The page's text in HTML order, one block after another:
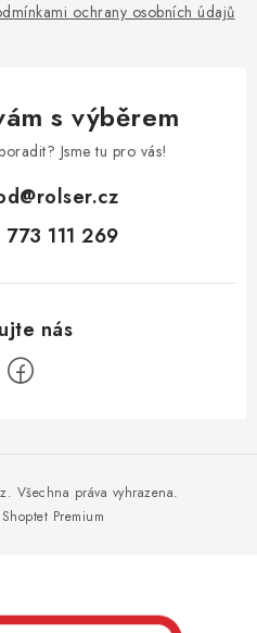
ochrany osobních údajů
s výběrem
Jsme tu pro vás!
@rolser.cz
111 269
Premium
. Všechna práva vyhrazena.